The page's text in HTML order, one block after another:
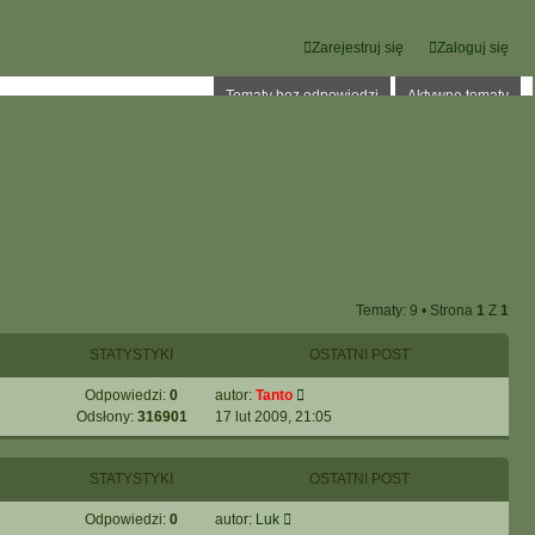
Zaloguj się
Zarejestruj się
Tematy bez odpowiedzi Aktywne tematy
Tematy: 9 • Strona 1 Z 1
STATYSTYKI OSTATNI POST
Odpowiedzi: 0
Odsłony: 316901
autor: Tanto
17 lut 2009, 21:05
STATYSTYKI OSTATNI POST
Odpowiedzi: 0
autor: Luk